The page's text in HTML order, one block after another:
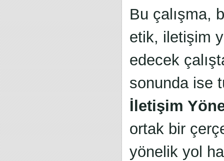
Bu çalışma,
etik, iletişim
edecek
sonunda ise
İletişim
ortak bir
yönelik yol